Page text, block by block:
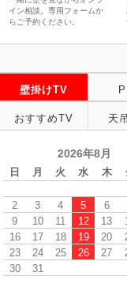
イン相談。専用フォームか
らご予約ください。
壁掛けTV
おすすめTV 天
2026年8月
日 月 火 水 木
2
3 4 5 6
9
10 11 12 13
16
17 18 19 20
23
24 25 26 27
30
31